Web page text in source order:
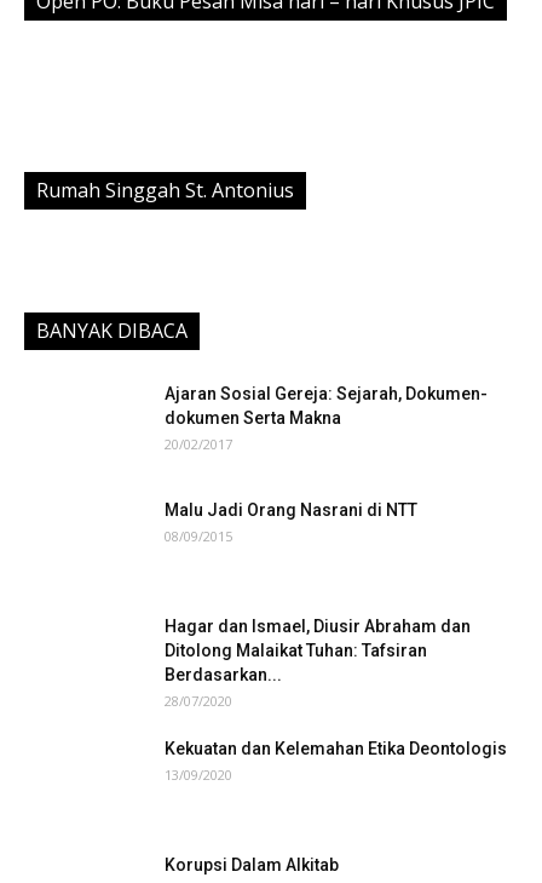
Rumah Singgah St. Antonius
BANYAK DIBACA
Ajaran Sosial Gereja: Sejarah, Dokumen-
dokumen Serta Makna
20/02/2017
Malu Jadi Orang Nasrani di NTT
08/09/2015
Hagar dan Ismael, Diusir Abraham dan
Ditolong Malaikat Tuhan: Tafsiran
Berdasarkan...
28/07/2020
Kekuatan dan Kelemahan Etika Deontologis
13/09/2020
Korupsi Dalam Alkitab